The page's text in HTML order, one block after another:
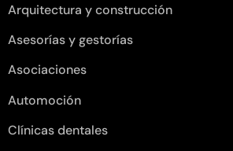
Arquitectura y construcción
Asesorías y gestorías
Asociaciones
Automoción
Clínicas dentales